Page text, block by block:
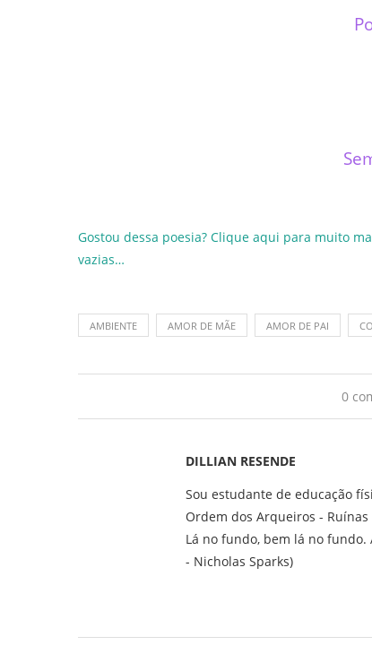
Gostou dessa poesia? Clique aqui para muito
vazias…
AMBIENTE AMOR DE MÃE AMOR DE PAI
0
DILLIAN RESENDE
Sou estudante de educação
Ordem dos Arqueiros -
Lá no fundo, bem lá no fundo.
- Nicholas Sparks)